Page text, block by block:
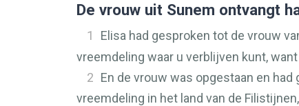
De vrouw uit Sunem ontvangt
1 Elisa had gesproken tot de vrouw
vreemdeling waar u verblijven kunt,
2 En de vrouw was opgestaan en
vreemdeling in het land van de